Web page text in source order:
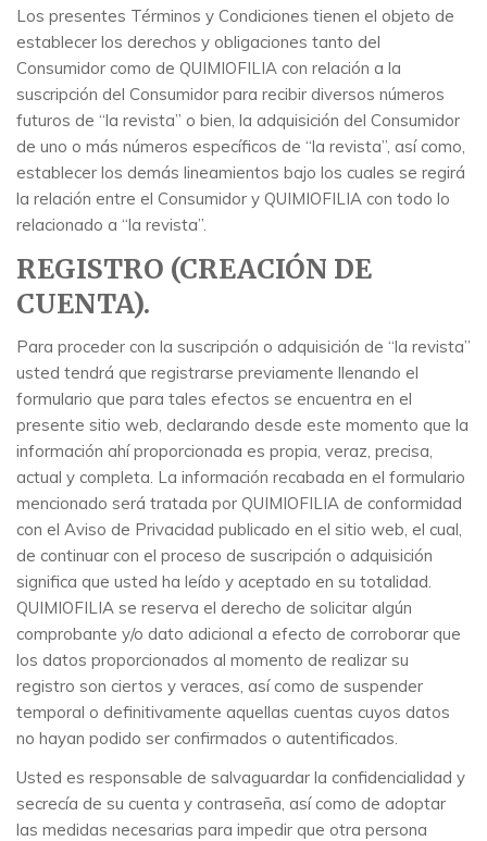
Los presentes Términos y Condiciones tienen el objeto de
establecer los derechos y obligaciones tanto del
Consumidor como de QUIMIOFILIA con relación a la
suscripción del Consumidor para recibir diversos números
futuros de “la revista” o bien, la adquisición del Consumidor
de uno o más números específicos de “la revista”, así como,
establecer los demás lineamientos bajo los cuales se regirá
la relación entre el Consumidor y QUIMIOFILIA con todo lo
relacionado a “la revista”.
REGISTRO (CREACIÓN DE
CUENTA).
Para proceder con la suscripción o adquisición de “la revista”
usted tendrá que registrarse previamente llenando el
formulario que para tales efectos se encuentra en el
presente sitio web, declarando desde este momento que la
información ahí proporcionada es propia, veraz, precisa,
actual y completa. La información recabada en el formulario
mencionado será tratada por QUIMIOFILIA de conformidad
con el Aviso de Privacidad publicado en el sitio web, el cual,
de continuar con el proceso de suscripción o adquisición
significa que usted ha leído y aceptado en su totalidad.
QUIMIOFILIA se reserva el derecho de solicitar algún
comprobante y/o dato adicional a efecto de corroborar que
los datos proporcionados al momento de realizar su
registro son ciertos y veraces, así como de suspender
temporal o definitivamente aquellas cuentas cuyos datos
no hayan podido ser confirmados o autentificados.
Usted es responsable de salvaguardar la confidencialidad y
secrecía de su cuenta y contraseña, así como de adoptar
las medidas necesarias para impedir que otra persona